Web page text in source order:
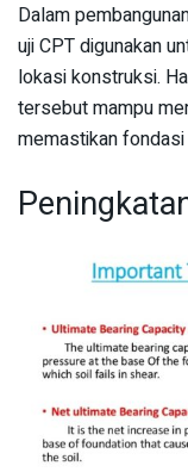
Dalam
uji CPT digunakan
lokasi konstruksi.
tersebut mampu
memastikan